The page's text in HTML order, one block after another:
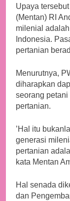
Upaya
(Mentan) RI
milenial
Indonesia.
pertanian
Menurutnya,
diharapkan
seorang
pertanian.
’Hal itu
generasi
pertanian
kata Mentan
Hal senada
dan